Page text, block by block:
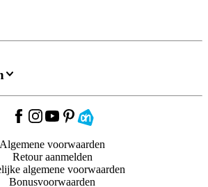
Algemene voorwaarden
Retour aanmelden
algemene voorwaarden
Bonusvoorwaarden